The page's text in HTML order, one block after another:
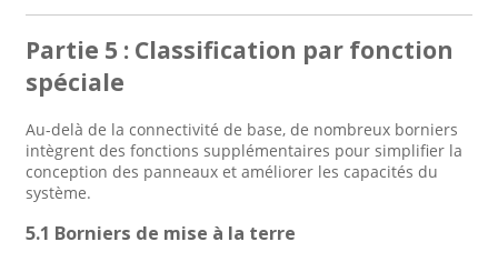
Partie 5 : Classification par fonction
spéciale
Au-delà de la connectivité de base, de nombreux borniers
intègrent des fonctions supplémentaires pour simplifier la
conception des panneaux et améliorer les capacités du
système.
5.1 Borniers de mise à la terre